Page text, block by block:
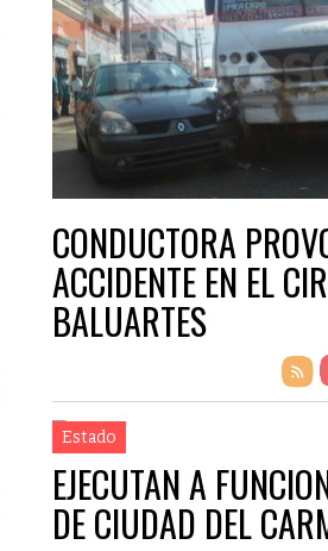
CONDUCTORA
ACCIDENTE EN EL
BALUARTES
Estado
EJECUTAN A
DE CIUDAD DEL